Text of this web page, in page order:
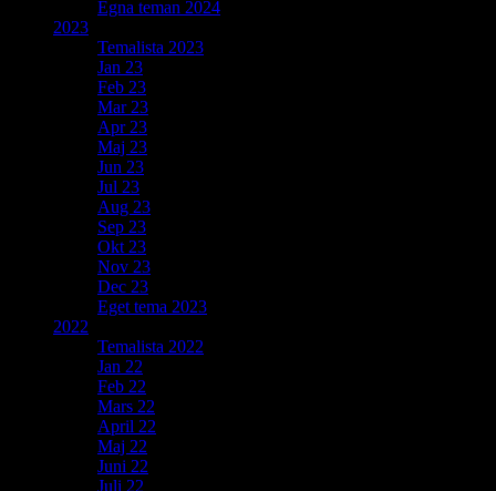
Egna teman 2024
2023
Temalista 2023
Jan 23
Feb 23
Mar 23
Apr 23
Maj 23
Jun 23
Jul 23
Aug 23
Sep 23
Okt 23
Nov 23
Dec 23
Eget tema 2023
2022
Temalista 2022
Jan 22
Feb 22
Mars 22
April 22
Maj 22
Juni 22
Juli 22